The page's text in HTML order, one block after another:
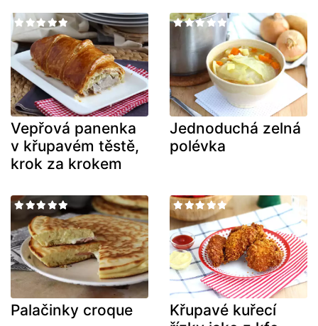
Vepřová panenka
v křupavém těstě,
krok za krokem
Jednoduchá zelná
polévka
Palačinky croque
Křupavé kuřecí